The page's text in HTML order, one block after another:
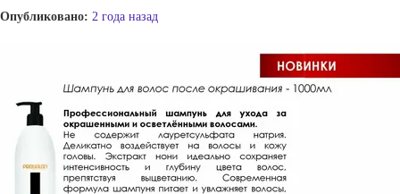
Опубликовано: 2 года назад